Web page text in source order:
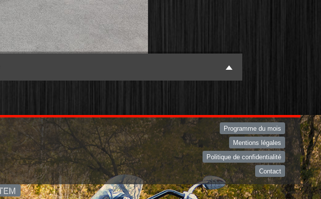
Programme du mois
Mentions légales
Politique de confidentialité
Contact